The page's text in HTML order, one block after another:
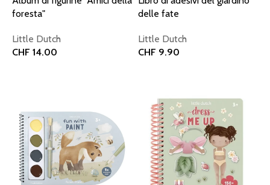
foresta"
Little Dutch
CHF 14.00
delle fate
Little Dutch
CHF 9.90